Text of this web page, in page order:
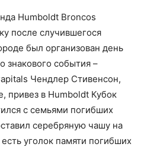
Humboldt Broncos
после случившегося
был организован день
знакового события –
Чендлер Стивенсон,
привез в Humboldt Кубок
с семьями погибших
серебряную чашу на
уголок памяти погибших